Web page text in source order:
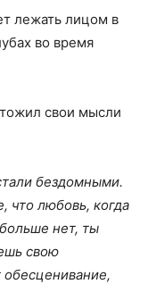
лежать лицом в
во время
свои мысли
бездомными.
что любовь, когда
нет, ты
свою